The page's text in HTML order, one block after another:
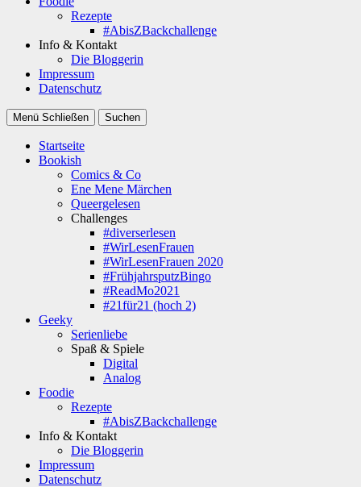
Rezepte
#AbisZBackchallenge
Info & Kontakt
Die Bloggerin
Impressum
Datenschutz
Menü Schließen Suchen
Startseite
Bookish
Comics & Co
Ene Mene Märchen
Queergelesen
Challenges
#diverserlesen
#WirLesenFrauen
#WirLesenFrauen 2020
#FrühjahrsputzBingo
#ReadMo2021
#21für21 (hoch 2)
Geeky
Serienliebe
Spaß & Spiele
Digital
Analog
Foodie
Rezepte
#AbisZBackchallenge
Info & Kontakt
Die Bloggerin
Impressum
Datenschutz